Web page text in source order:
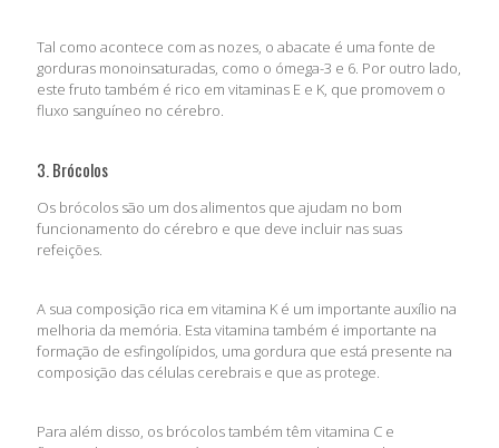
Tal como acontece com as nozes, o abacate é uma fonte de
gorduras monoinsaturadas, como o ómega-3 e 6. Por outro lado,
este fruto também é rico em vitaminas E e K, que promovem o
fluxo sanguíneo no cérebro.
3. Brócolos
Os brócolos são um dos alimentos que ajudam no bom
funcionamento do cérebro e que deve incluir nas suas
refeições.
A sua composição rica em vitamina K é um importante auxílio na
melhoria da memória. Esta vitamina também é importante na
formação de esfingolípidos, uma gordura que está presente na
composição das células cerebrais e que as protege.
Para além disso, os brócolos também têm vitamina C e